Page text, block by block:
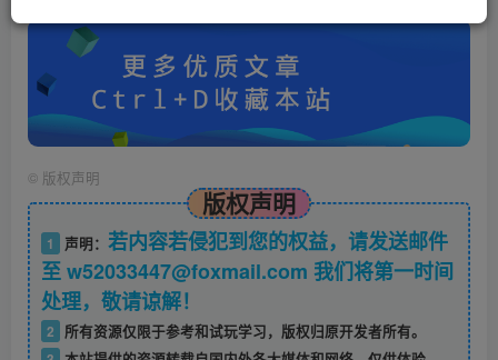
© 版权声明
版权声明
1 声明： 若内容若侵犯到您的权益，请发送邮件
至 w52033447@foxmail.com 我们将第一时间
处理，敬请谅解！
2
所有资源仅限于参考和试玩学习，版权归原开发者所有。